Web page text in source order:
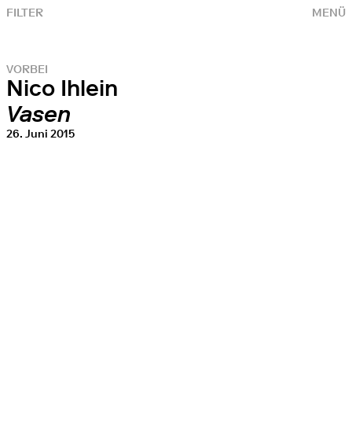
MENÜ
FILTER
VORBEI
Nico Ihlein
Vasen
26. Juni 2015